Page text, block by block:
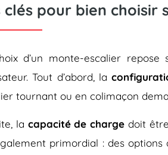
clés pour bien choisir
d’un monte-escalier repose
Tout d’abord, la
tournant ou en colimaçon
la capacité de charge doit
primordial : des